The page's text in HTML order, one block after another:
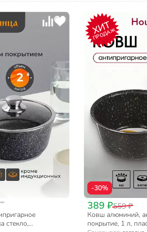
стекло,
ХИТ
ПРОДАЖ
-30%
389 ₽559 ₽
Ковш алюминий,
покрытие, 1 л,